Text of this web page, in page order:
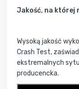
Jakość, na której
Wysoką jakość
Crash Test,
ekstremalnych
producencka.